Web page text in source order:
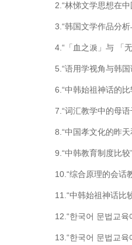
2.“林悌文学思想在
3.“韩国文学作品分
4.“「血之淚」与 「
5.“语用学视角与韩
6.“中韩始祖神话的
7.“词汇教学中的母
8.“中国孝文化的昨
9.“中韩教育制度比
10.“综合原理的会话
11.“中韩始祖神话比
12.“한국어 문법교
13.“한국어 문법교